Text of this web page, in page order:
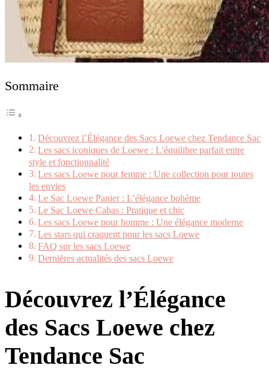
Sommaire
Découvrez l’Élégance des Sacs Loewe chez Tendance Sac
Les sacs iconiques de Loewe : L’équilibre parfait entre
style et fonctionnalité
Les sacs Loewe pour femme : Une collection pour toutes
les envies
Le Sac Loewe Panier : L’élégance bohème
Le Sac Loewe Cabas : Pratique et chic
Les sacs Loewe pour homme : Une élégance moderne
Les stars qui craquent pour les sacs Loewe
FAQ sur les sacs Loewe
Dernières actualités des sacs Loewe
Découvrez l’Élégance
des Sacs Loewe chez
Tendance Sac